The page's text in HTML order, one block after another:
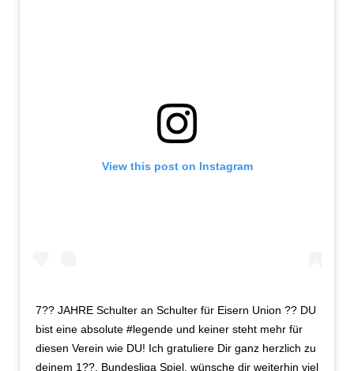
View this post on Instagram
7?? JAHRE Schulter an Schulter für Eisern Union ?? DU
bist eine absolute #legende und keiner steht mehr für
diesen Verein wie DU! Ich gratuliere Dir ganz herzlich zu
deinem 1??. Bundesliga Spiel, wünsche dir weiterhin viel